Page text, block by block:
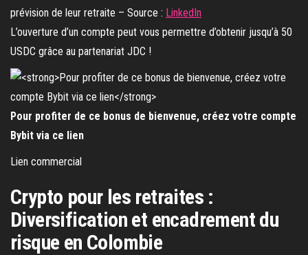
prévision de leur retraite – Source : LinkedIn
L’ouverture d’un compte peut vous permettre d’obtenir jusqu’à 50
USDC grâce au partenariat JDC !
Pour profiter de ce bonus de bienvenue, créez votre compte
Bybit via ce lien
Lien commercial
Crypto pour les retraites :
Diversification et encadrement du
risque en Colombie